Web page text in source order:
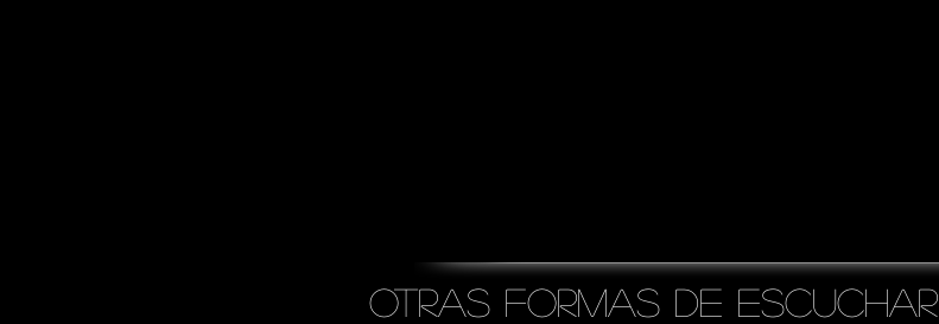
Otras formas de escuchar